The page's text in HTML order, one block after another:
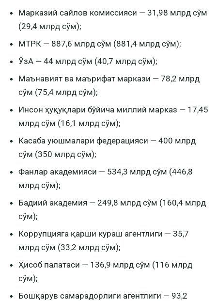
Марказий сайлов комиссияси — 31,98 млрд сўм
(29,4 млрд сўм);
МТРК — 887,6 млрд сўм (881,4 млрд сўм);
ЎзА — 44 млрд сўм (40,7 млрд сўм);
Маънавият ва маърифат маркази — 78,2 млрд
сўм (75,4 млрд сўм);
Инсон ҳуқуқлари бўйича миллий марказ — 17,45
млрд сўм (16,1 млрд сўм);
Касаба уюшмалари федерацияси — 400 млрд
сўм (350 млрд сўм);
Фанлар академияси — 534,3 млрд сўм (446,8
млрд сўм);
Бадиий академия — 249,8 млрд сўм (160,4 млрд
сўм);
Коррупцияга қарши кураш агентлиги — 35,7
млрд сўм (33,2 млрд сўм);
Ҳисоб палатаси — 136,9 млрд сўм (116 млрд
сўм);
Бошқарув самарадорлиги агентлиги — 93,2